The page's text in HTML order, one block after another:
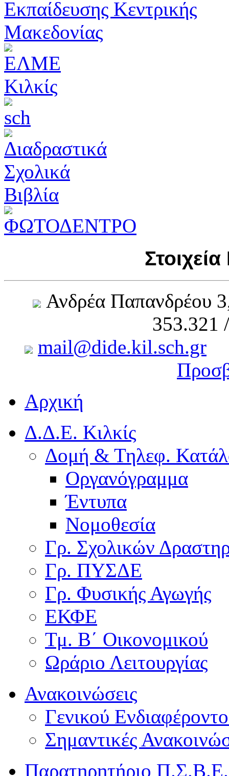
Ανδρέα Παπανδρέου
353.321
mail@dide.kil.sch.gr
Αρχική
Δ.Δ.Ε. Κιλκίς
Δομή & Τηλεφ.
Οργανόγραμμα
Έντυπα
Νομοθεσία
Γρ. Σχολικών
Γρ. ΠΥΣΔΕ
Γρ. Φυσικής Αγωγής
ΕΚΦΕ
Τμ. Β΄ Οικονομικού
Ωράριο Λειτουργίας
Ανακοινώσεις
Γενικού
Σημαντικές
Παρατηρητήριο Π.Σ.Β.Ε.